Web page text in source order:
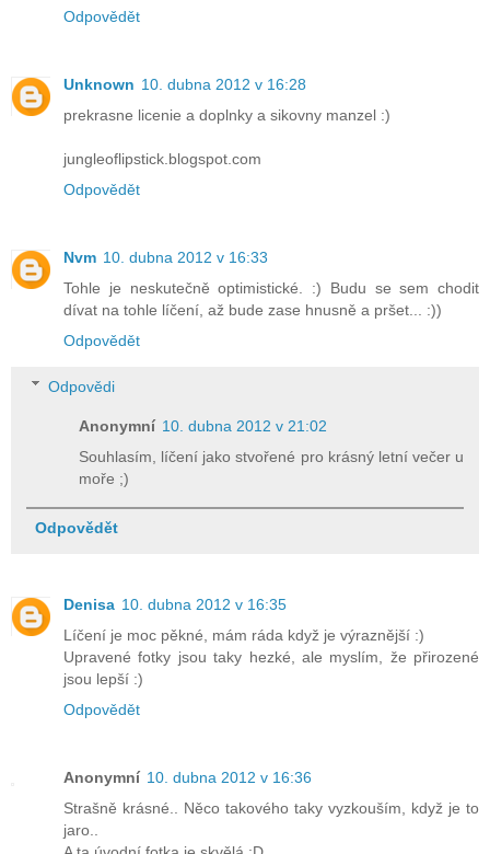
Odpovědět
Unknown 10. dubna 2012 v 16:28
prekrasne licenie a doplnky a sikovny manzel :)
jungleoflipstick.blogspot.com
Odpovědět
Nvm 10. dubna 2012 v 16:33
Tohle je neskutečně optimistické. :) Budu se sem chodit
dívat na tohle líčení, až bude zase hnusně a pršet... :))
Odpovědět
Odpovědi
Anonymní 10. dubna 2012 v 21:02
Souhlasím, líčení jako stvořené pro krásný letní večer u
moře ;)
Odpovědět
Denisa 10. dubna 2012 v 16:35
Líčení je moc pěkné, mám ráda když je výraznější :)
Upravené fotky jsou taky hezké, ale myslím, že přirozené
jsou lepší :)
Odpovědět
Anonymní 10. dubna 2012 v 16:36
Strašně krásné.. Něco takového taky vyzkouším, když je to
jaro..